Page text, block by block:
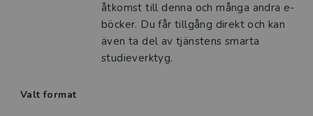
åtkomst till denna och många andra e-
böcker. Du får tillgång direkt och kan
även ta del av tjänstens smarta
studieverktyg.
Valt format